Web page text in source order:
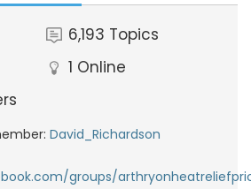
6,193 Topics
1 Online
David_Richardson
groups/